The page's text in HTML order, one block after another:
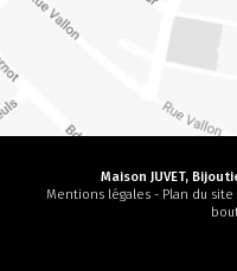
Maison JUVET,
Mentions légales - Plan du site